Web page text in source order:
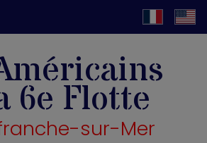
6e Flotte
sur-Mer